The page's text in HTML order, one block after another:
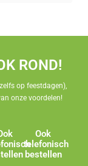
ROND!
op feestdagen),
onze voordelen!
Ook
telefonisch
bestellen